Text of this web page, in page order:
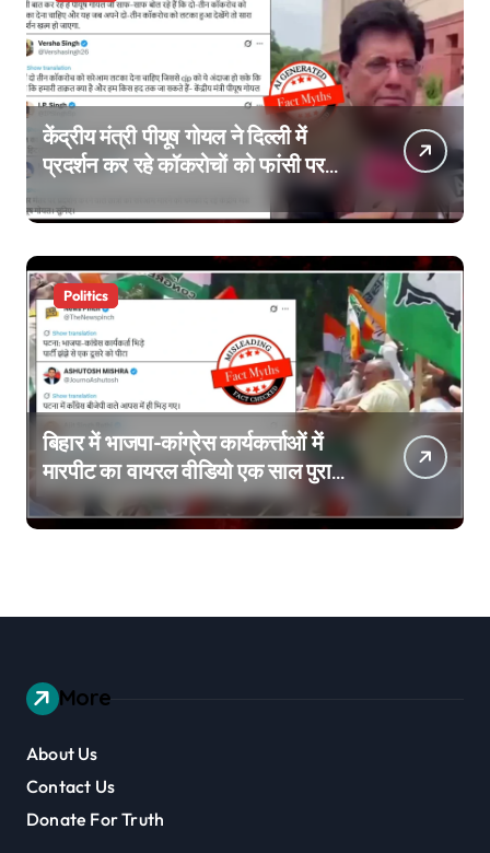
केंद्रीय मंत्री पीयूष गोयल ने दिल्ली में
प्रदर्शन कर रहे कॉकरोचों को फांसी पर
लटकाने की बात नहीं की, वायरल वीडियो
AI जेनरेटेड है
Politics
बिहार में भाजपा-कांग्रेस कार्यकर्त्ताओं में
मारपीट का वायरल वीडियो एक साल पुराना
है
More
About Us
Contact Us
Donate For Truth